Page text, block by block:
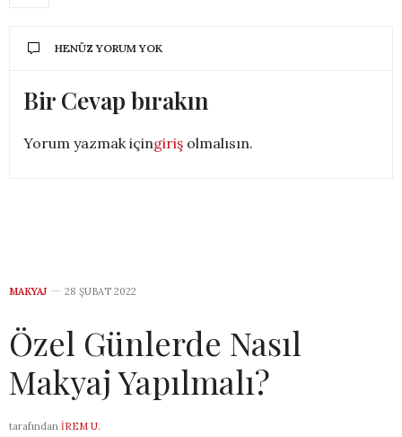
HENÜZ YORUM YOK
Bir Cevap bırakın
Yorum yazmak içingiriş olmalısın.
MAKYAJ 28 ŞUBAT 2022
Özel Günlerde Nasıl
Makyaj Yapılmalı?
tarafından İREM U.